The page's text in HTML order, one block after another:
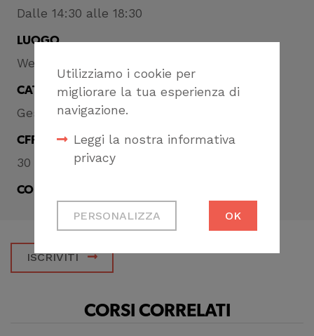
Utilizziamo i cookie per
migliorare la tua esperienza di
navigazione.
Leggi la nostra informativa
privacy
Cookie tecnici
Necessari per
correttamente del
sito
Cookie di profilazione
PERSONALIZZA OK
Dalle 14:30 alle 18:30
LUOGO
Webinar
CATEGORIA
Gestione della professione
CFP
30
CONDIVIDI
ISCRIVITI
CORSI CORRELATI